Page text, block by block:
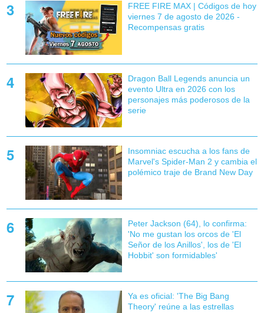
FREE FIRE MAX | Códigos de hoy
viernes 7 de agosto de 2026 -
Recompensas gratis
Dragon Ball Legends anuncia un
evento Ultra en 2026 con los
personajes más poderosos de la
serie
Insomniac escucha a los fans de
Marvel's Spider-Man 2 y cambia el
polémico traje de Brand New Day
Peter Jackson (64), lo confirma:
'No me gustan los orcos de 'El
Señor de los Anillos', los de 'El
Hobbit' son formidables'
Ya es oficial: 'The Big Bang
Theory' reúne a las estrellas